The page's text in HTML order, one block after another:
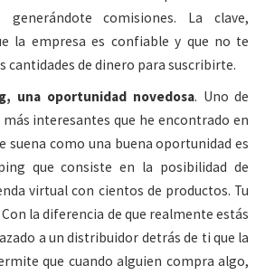
generándote comisiones. La clave,
la empresa es confiable y que no te
cantidades de dinero para suscribirte.
una oportunidad novedosa. Uno de
interesantes que he encontrado en
suena como una buena oportunidad es
que consiste en la posibilidad de
virtual con cientos de productos. Tu
la diferencia de que realmente estás
a un distribuidor detrás de ti que la
que cuando alguien compra algo,